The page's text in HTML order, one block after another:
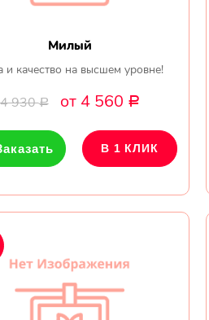
Милый
и качество на высшем уровне!
4 930Р от 4 560 Р
В 1 КЛИК